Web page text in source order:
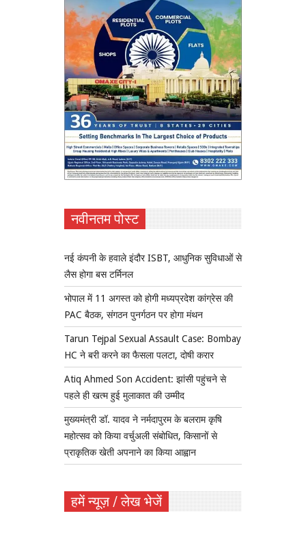
नवीनतम पोस्ट
नई कंपनी के हवाले इंदौर ISBT, आधुनिक सुविधाओं से
लैस होगा बस टर्मिनल
भोपाल में 11 अगस्त को होगी मध्यप्रदेश कांग्रेस की
PAC बैठक, संगठन पुनर्गठन पर होगा मंथन
Tarun Tejpal Sexual Assault Case: Bombay
HC ने बरी करने का फैसला पलटा, दोषी करार
Atiq Ahmed Son Accident: झांसी पहुंचने से
पहले ही खत्म हुई मुलाकात की उम्मीद
मुख्यमंत्री डॉ. यादव ने नर्मदापुरम के बलराम कृषि
महोत्सव को किया वर्चुअली संबोधित, किसानों से
प्राकृतिक खेती अपनाने का किया आह्वान
हमें न्यूज़ / लेख भेजें